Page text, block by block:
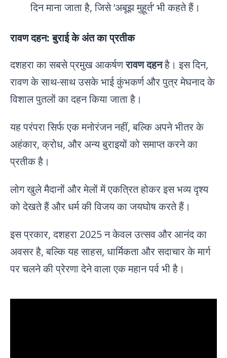
दिन माना जाता है, जिसे ‘अबूझ मुहूर्त’ भी कहते हैं।
रावण दहन: बुराई के अंत का प्रतीक
दशहरा का सबसे प्रमुख आकर्षणरावण दहनहै। इस दिन,
रावण के साथ-साथ उसके भाई कुंभकर्ण और पुत्र मेघनाद के
विशाल पुतलों का दहन किया जाता है।
यह परंपरा सिर्फ एक मनोरंजन नहीं, बल्कि अपने भीतर के
अहंकार, क्रोध, और अन्य बुराइयों को समाप्त करने का
प्रतीक है।
लोग खुले मैदानों और मेलों में एकत्रित होकर इस भव्य दृश्य
को देखते हैं और धर्म की विजय का जयघोष करते हैं।
इस प्रकार, दशहरा 2025 न केवल उत्सव और आनंद का
अवसर है, बल्कि यह साहस, धार्मिकता और सदाचार के मार्ग
पर चलने की प्रेरणा देने वाला एक महान पर्व भी है।